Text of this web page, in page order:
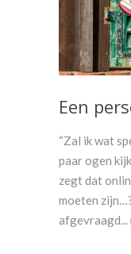
Een
“Zal ik wat
paar ogen
zegt dat
moeten
afgevraagd...